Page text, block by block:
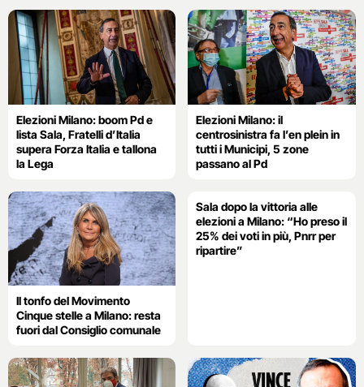
Elezioni Milano: boom Pd e
lista Sala, Fratelli d’Italia
supera Forza Italia e tallona
la Lega
Elezioni Milano: il
centrosinistra fa l’en plein in
tutti i Municipi, 5 zone
passano al Pd
Il tonfo del Movimento
Cinque stelle a Milano: resta
fuori dal Consiglio comunale
Sala dopo la vittoria alle
elezioni a Milano: “Ho preso il
25% dei voti in più, Pnrr per
ripartire”